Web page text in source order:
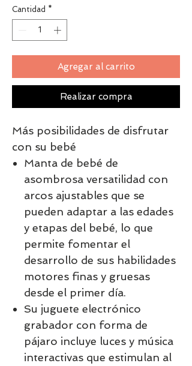
Cantidad *
Agregar al carrito
Realizar compra
Más posibilidades de disfrutar
con su bebé
Manta de bebé de
asombrosa versatilidad con
arcos ajustables que se
pueden adaptar a las edades
y etapas del bebé, lo que
permite fomentar el
desarrollo de sus habilidades
motores finas y gruesas
desde el primer día.
Su juguete electrónico
grabador con forma de
pájaro incluye luces y música
interactivas que estimulan al